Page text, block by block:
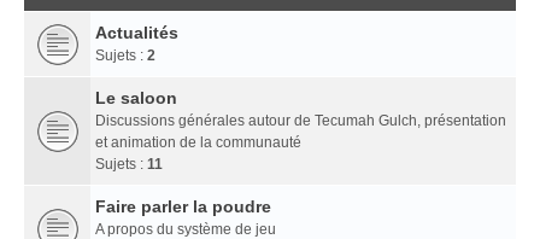
Actualités
Sujets : 2
Le saloon
Discussions générales autour de Tecumah Gulch, présentation
et animation de la communauté
Sujets : 11
Faire parler la poudre
A propos du système de jeu